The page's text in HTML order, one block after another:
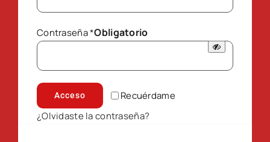
Contraseña*Obligatorio
Recuérdame
Acceso
¿Olvidaste la contraseña?